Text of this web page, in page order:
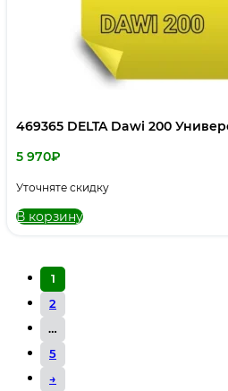
469365 DELTA Dawi 200
5 970₽
Уточняте скидку
В корзину
1
2
…
5
→